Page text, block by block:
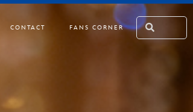
CONTACT FANS CORNER